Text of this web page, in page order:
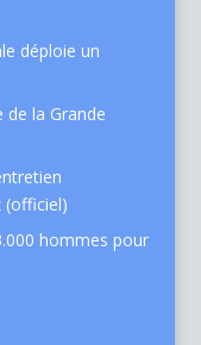
déploie un
de la Grande
(officiel)
hommes pour